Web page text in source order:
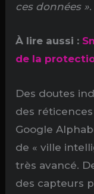
ces données ».
À lire aussi :
de la
Des doutes
des
Google
de « ville
très avancé.
des capteurs